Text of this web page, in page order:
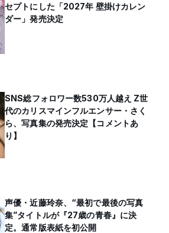
セプトにした「2027年 壁掛けカレン
ダー」発売決定
SNS総フォロワー数530万人越え Z世
代のカリスマインフルエンサー・さく
ら、写真集の発売決定【コメントあ
り】
声優・近藤玲奈、“最初で最後の写真
集”タイトルが『27歳の青春』に決
定。通常版表紙を初公開